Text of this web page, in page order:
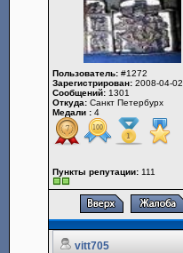
Пользователь:#1272
Зарегистрирован:2008-04-02
Сообщений:1301
Откуда:Санкт Петербурх
Медали :4
Пункты репутации:111
vitt705